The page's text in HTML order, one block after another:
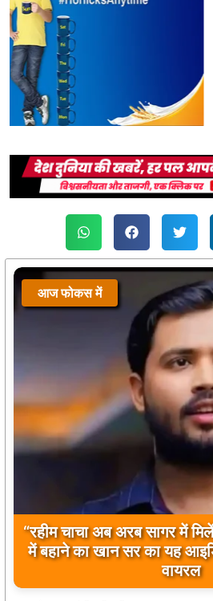
आज फोकस में
बिलावल भुट्टो द्वारा सिंधु नदी
बयान पर भारत के केंद्रीय